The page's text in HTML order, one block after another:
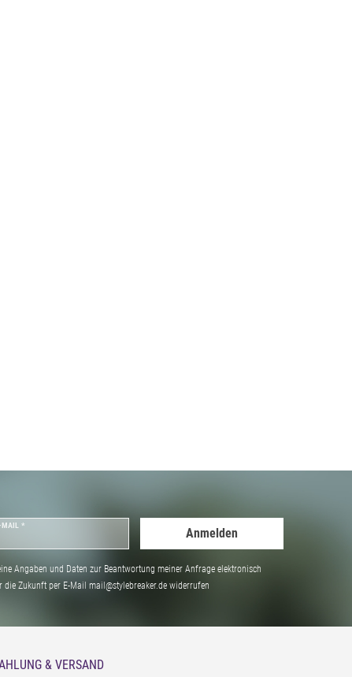
MAIL *
Anmelden
Angaben und Daten zur Beantwortung meiner Anfrage elektronisch
Zukunft per E-Mail mail@stylebreaker.de widerrufen
& VERSAND